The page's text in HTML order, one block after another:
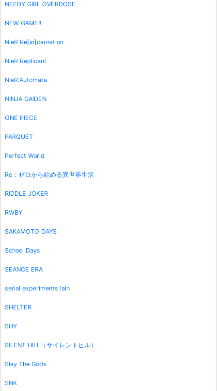
NEEDY GIRL OVERDOSE
NEW GAME!!
NieR Re[in]carnation
NieR Replicant
NieR:Automata
NINJA GAIDEN
ONE PIECE
PARQUET
Perfect World
Re：ゼロから始める異世界生活
RIDDLE JOKER
RWBY
SAKAMOTO DAYS
School Days
SEANCE ERA
serial experiments lain
SHELTER
SHY
SILENT HILL（サイレントヒル）
Slay The Gods
SNK